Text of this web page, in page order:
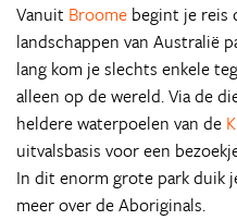
Vanuit Broome begint je reis
landschappen van Australië
lang kom je slechts enkele
alleen op de wereld. Via de
heldere waterpoelen van de
uitvalsbasis voor een
In dit enorm grote park duik
meer over de Aboriginals.